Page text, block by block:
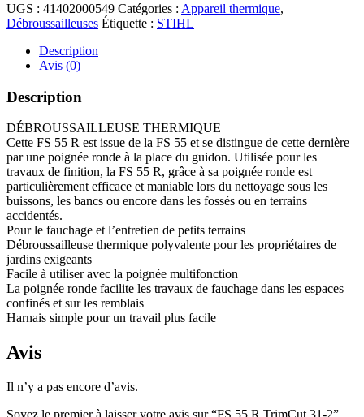
UGS : 41402000549 Catégories : Appareil thermique,
Débroussailleuses Étiquette : STIHL
Description
Avis (0)
Description
DÉBROUSSAILLEUSE THERMIQUE
Cette FS 55 R est issue de la FS 55 et se distingue de cette dernière
par une poignée ronde à la place du guidon. Utilisée pour les
travaux de finition, la FS 55 R, grâce à sa poignée ronde est
particulièrement efficace et maniable lors du nettoyage sous les
buissons, les bancs ou encore dans les fossés ou en terrains
accidentés.
Pour le fauchage et l’entretien de petits terrains
Débroussailleuse thermique polyvalente pour les propriétaires de
jardins exigeants
Facile à utiliser avec la poignée multifonction
La poignée ronde facilite les travaux de fauchage dans les espaces
confinés et sur les remblais
Harnais simple pour un travail plus facile
Avis
Il n’y a pas encore d’avis.
Soyez le premier à laisser votre avis sur “FS 55 R TrimCut 31-2”